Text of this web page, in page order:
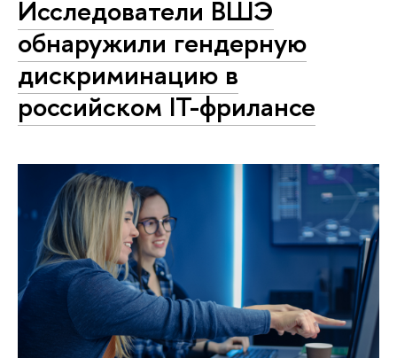
Исследователи ВШЭ
обнаружили гендерную
дискриминацию в
российском IT-фрилансе